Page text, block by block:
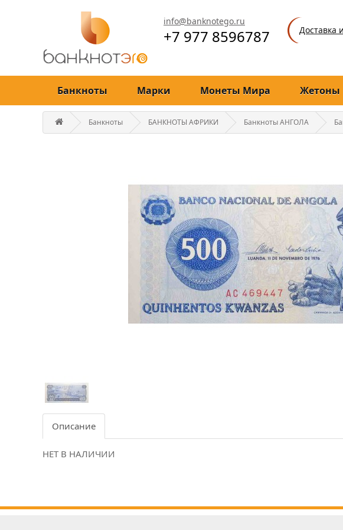
info@banknotego.ru
+7 977 8596787 Доставка
Банкноты Марки Монеты Мира Жетоны
Банкноты БАНКНОТЫ АФРИКИ Банкноты АНГОЛА
Описание
НЕТ В НАЛИЧИИ